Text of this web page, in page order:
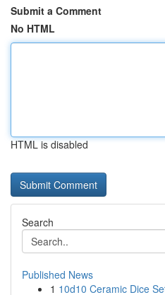
Submit a Comment
No HTML
HTML is disabled
Search
Published News
1 10d10 Ceramic Dice